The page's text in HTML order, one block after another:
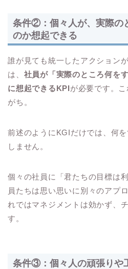
条件②：個々人が、実際の
のか想起できる
誰が見ても統一したアクション
は、 社員が「実際のところ何を
に想起できるKPIが必要です。
がち。
前述のようにKGIだけでは、何
しません。
個々の社員に「君たちの目標は
員たちは思い思いに別々のアプ
れではマネジメントは効かず、
す。
条件③：個々人の頑張りや